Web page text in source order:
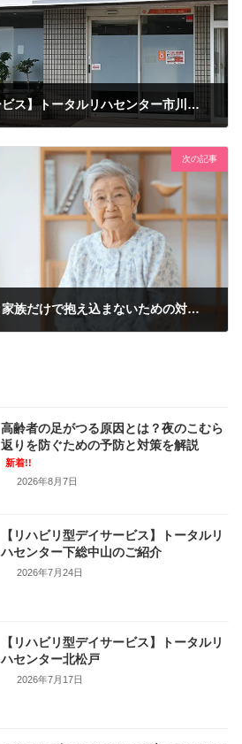
【リハビリ型デイサービス】トータルリハセンター市川大野のご紹介
次の記事
在宅介護の限界とは？家族だけで抱え込まないための対処法
高齢者の足がつる原因とは？夜のこむら
返りを防ぐための予防と対策を解説
新着!!
2026年8月7日
【リハビリ型デイサービス】トータルリ
ハセンター下総中山のご紹介
2026年7月24日
【リハビリ型デイサービス】トータルリ
ハセンター北松戸
2026年7月17日